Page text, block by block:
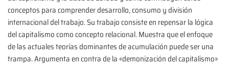
conceptos para comprender desarrollo, consumo y división
internacional del trabajo. Su trabajo consiste en repensar la lógica
del capitalismo como concepto relacional. Muestra que el enfoque
de las actuales teorías dominantes de acumulación puede ser una
trampa. Argumenta en contra de la «demonización del capitalismo»